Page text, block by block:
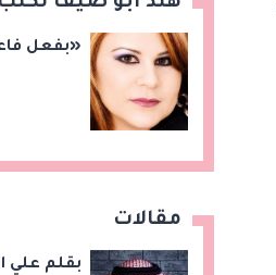
«بفعل
مقالات
بقلم علي